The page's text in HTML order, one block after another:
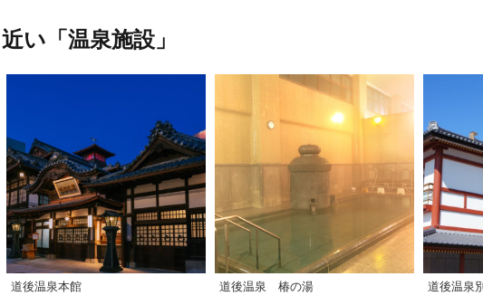
い「温泉施設」
道後温泉本館 道後温泉 椿の湯 道後温泉